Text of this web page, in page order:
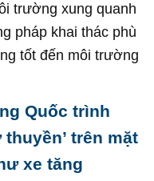
trường xung quanh
pháp khai thác phù
tốt đến môi trường
Quốc trình
trên mặt
xe tăng